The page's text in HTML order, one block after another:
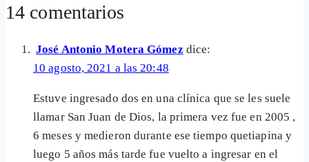
14 comentarios
José Antonio Motera Gómez dice:
10 agosto, 2021 a las 20:48
Estuve ingresado dos en una clínica que se les suele
llamar San Juan de Dios, la primera vez fue en 2005 ,
6 meses y medieron durante ese tiempo quetiapina y
luego 5 años más tarde fue vuelto a ingresar en el